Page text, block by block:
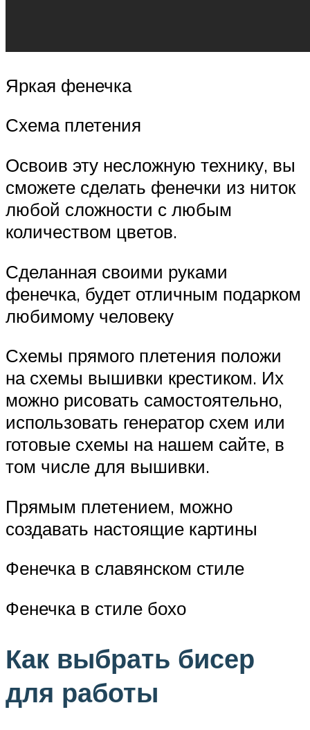
Яркая фенечка
Схема плетения
Освоив эту несложную технику, вы
сможете сделать фенечки из ниток
любой сложности с любым
количеством цветов.
Сделанная своими руками
фенечка, будет отличным подарком
любимому человеку
Схемы прямого плетения положи
на схемы вышивки крестиком. Их
можно рисовать самостоятельно,
использовать генератор схем или
готовые схемы на нашем сайте, в
том числе для вышивки.
Прямым плетением, можно
создавать настоящие картины
Фенечка в славянском стиле
Фенечка в стиле бохо
Как выбрать бисер
для работы